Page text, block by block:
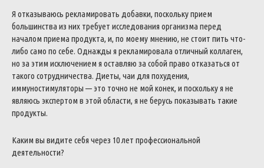
Я отказываюсь рекламировать добавки, поскольку прием
большинства из них требует исследования организма перед
началом приема продукта, и, по моему мнению, не стоит пить что-
либо само по себе. Однажды я рекламировала отличный коллаген,
но за этим исключением я оставляю за собой право отказаться от
такого сотрудничества. Диеты, чаи для похудения,
иммуностимуляторы — это точно не мой конек, и поскольку я не
являюсь экспертом в этой области, я не берусь показывать такие
продукты.
Каким вы видите себя через 10 лет профессиональной
деятельности?